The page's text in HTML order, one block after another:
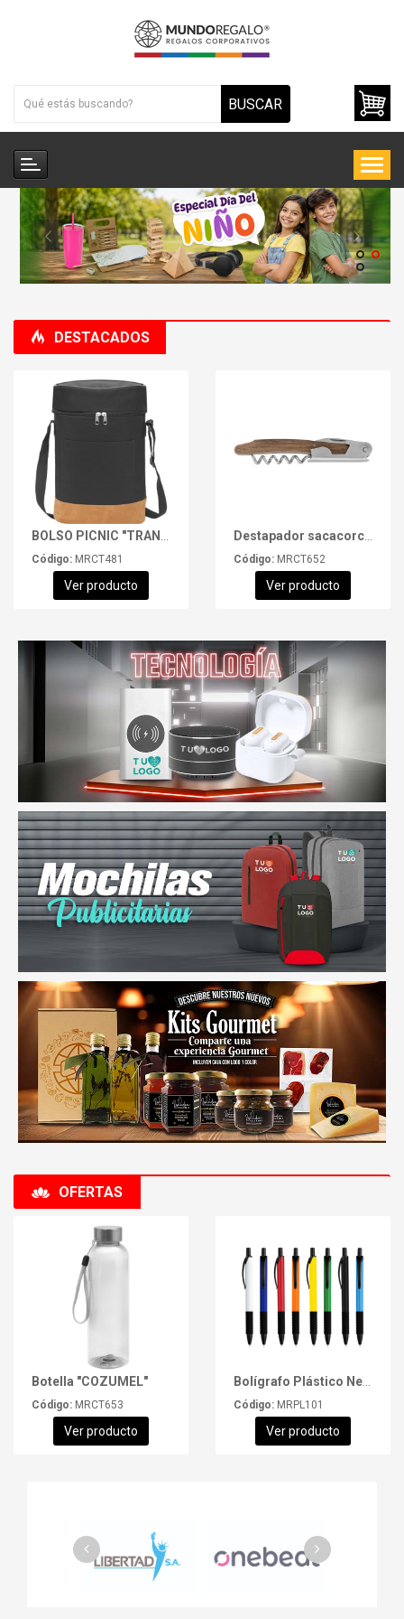
BUSCAR
DESTACADOS
BOLSO PICNIC "TRANQUERA"
Código: MRCT481
Ver producto
Destapador sacacorchos "CELEBRATE"
Código: MRCT652
Ver producto
OFERTAS
Botella "COZUMEL"
Código: MRCT653
Ver producto
Código: MRPL101
Ver producto